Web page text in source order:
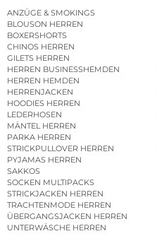
ANZÜGE & SMOKINGS
BLOUSON HERREN
BOXERSHORTS
CHINOS HERREN
GILETS HERREN
HERREN BUSINESSHEMDEN
HERREN HEMDEN
HERRENJACKEN
HOODIES HERREN
LEDERHOSEN
MÄNTEL HERREN
PARKA HERREN
STRICKPULLOVER HERREN
PYJAMAS HERREN
SAKKOS
SOCKEN MULTIPACKS
STRICKJACKEN HERREN
TRACHTENMODE HERREN
ÜBERGANGSJACKEN HERREN
UNTERWÄSCHE HERREN